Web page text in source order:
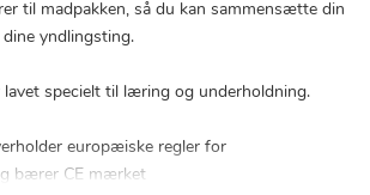
til madpakken, så du kan sammensætte din
dine yndlingsting.
specielt til læring og underholdning.
europæiske regler for
bærer CE mærket